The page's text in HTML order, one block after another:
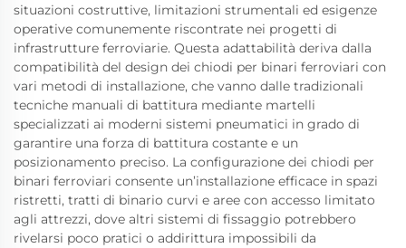
situazioni costruttive, limitazioni strumentali ed esigenze
operative comunemente riscontrate nei progetti di
infrastrutture ferroviarie. Questa adattabilità deriva dalla
compatibilità del design dei chiodi per binari ferroviari con
vari metodi di installazione, che vanno dalle tradizionali
tecniche manuali di battitura mediante martelli
specializzati ai moderni sistemi pneumatici in grado di
garantire una forza di battitura costante e un
posizionamento preciso. La configurazione dei chiodi per
binari ferroviari consente un’installazione efficace in spazi
ristretti, tratti di binario curvi e aree con accesso limitato
agli attrezzi, dove altri sistemi di fissaggio potrebbero
rivelarsi poco pratici o addirittura impossibili da